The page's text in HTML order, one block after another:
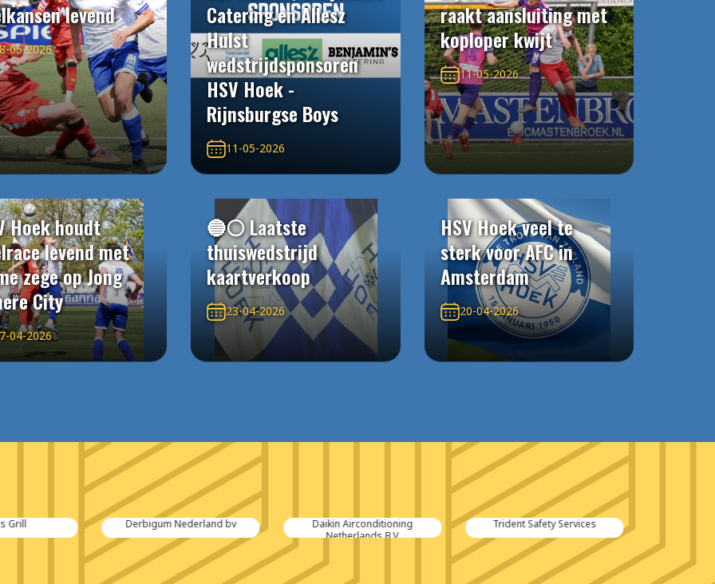
levend
05-2026
Catering en Allesz
Hulst
wedstrijdsponsoren
HSV Hoek -
Rijnsburgse Boys
11-05-2026
raakt aansluiting met
koploper kwijt
11-05-2026
Hoek houdt
levend met
zege op Jong
City
04-2026
🔵⚪️ Laatste
thuiswedstrijd
kaartverkoop
23-04-2026
HSV Hoek veel te
sterk voor AFC in
Amsterdam
20-04-2026
Grill Derbigum Nederland bv
Daikin Airconditioning
Netherlands B.V.
Trident Safety Services